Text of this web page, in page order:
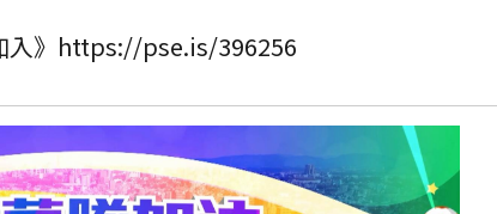
入》https://pse.is/396256